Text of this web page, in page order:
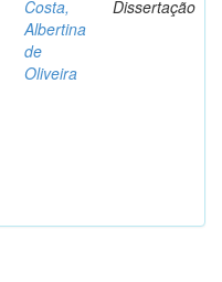
Costa,
Albertina
de
Oliveira
Dissertação